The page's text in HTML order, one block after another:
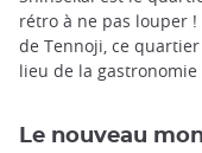
rétro à ne pas louper
de Tennoji, ce
lieu de la gastronomie
Le nouveau